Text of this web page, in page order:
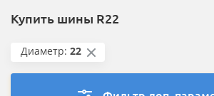
Купить шины R22
Диаметр: 22